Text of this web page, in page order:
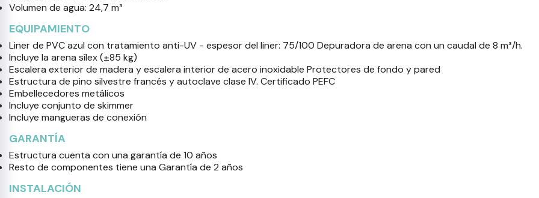
Volumen de agua: 24,7 m³
EQUIPAMIENTO
Liner de PVC azul con tratamiento anti-UV - espesor del liner: 75/100 Depuradora de arena con un caudal de 8 m³/h.
Incluye la arena sílex (±85 kg)
Escalera exterior de madera y escalera interior de acero inoxidable Protectores de fondo y pared
Estructura de pino silvestre francés y autoclave clase IV. Certificado PEFC
Embellecedores metálicos
Incluye conjunto de skimmer
Incluye mangueras de conexión
GARANTÍA
Estructura cuenta con una garantía de 10 años
Resto de componentes tiene una Garantía de 2 años
INSTALACIÓN